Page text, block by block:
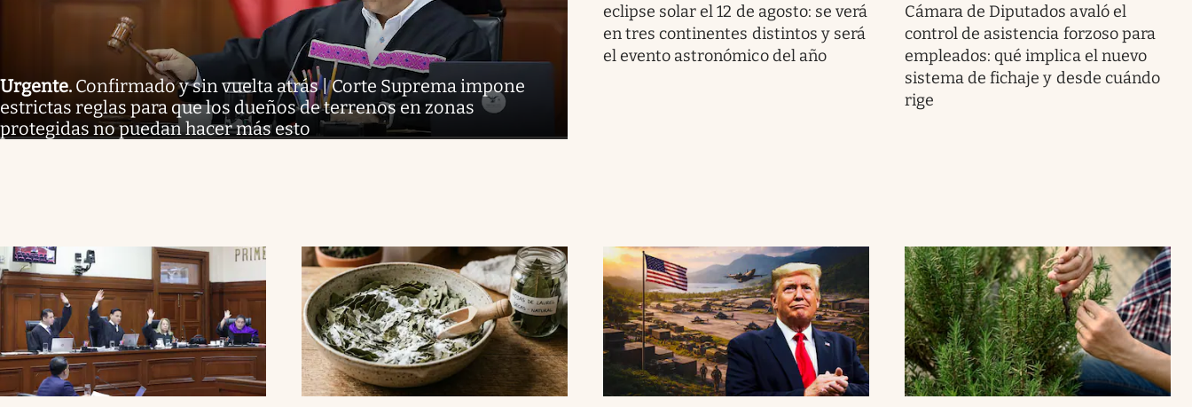
Urgente. Confirmado y sin vuelta atrás | Corte Suprema impone
estrictas reglas para que los dueños de terrenos en zonas
protegidas no puedan hacer más esto
eclipse solar el 12 de agosto: se verá
en tres continentes distintos y será
el evento astronómico del año
Cámara de Diputados avaló el
control de asistencia forzoso para
empleados: qué implica el nuevo
sistema de fichaje y desde cuándo
rige